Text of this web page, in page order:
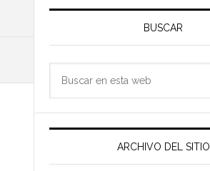
Barra
principal
BUSCAR
web
ARCHIVO DEL SITIO